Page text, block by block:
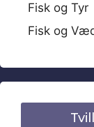
Fisk og Tyr
Fisk og